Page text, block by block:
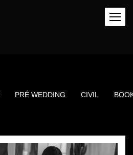
PRÉ WEDDING CIVIL